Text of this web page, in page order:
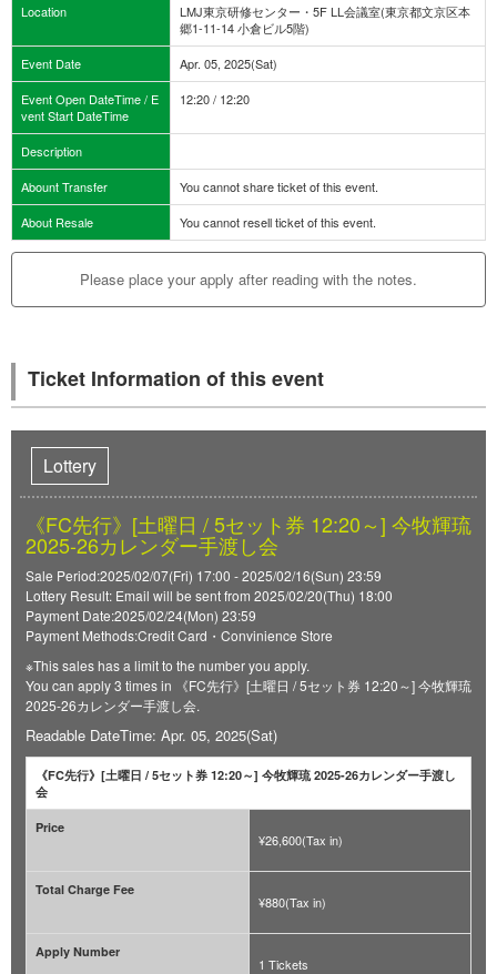
Location
LMJ東京研修センター・5F LL会議室(東京都文京区本
郷1-11-14 小倉ビル5階)
Event Date
Apr. 05, 2025(Sat)
Event Open DateTime / E
vent Start DateTime
12:20 / 12:20
Description
Abount Transfer
You cannot share ticket of this event.
About Resale
You cannot resell ticket of this event.
Please place your apply after reading with the notes.
Ticket Information of this event
Lottery
《FC先行》[土曜日 / 5セット券 12:20～] 今牧輝琉
2025-26カレンダー手渡し会
Sale Period:2025/02/07(Fri) 17:00 - 2025/02/16(Sun) 23:59
Lottery Result: Email will be sent from 2025/02/20(Thu) 18:00
Payment Date:2025/02/24(Mon) 23:59
Payment Methods:Credit Card・Convinience Store
※This sales has a limit to the number you apply.
You can apply 3 times in 《FC先行》[土曜日 / 5セット券 12:20～] 今牧輝琉
2025-26カレンダー手渡し会.
Readable DateTime: Apr. 05, 2025(Sat)
《FC先行》[土曜日 / 5セット券 12:20～] 今牧輝琉 2025-26カレンダー手渡し
会
Price
¥26,600(Tax in)
Total Charge Fee
¥880(Tax in)
Apply Number
1 Tickets